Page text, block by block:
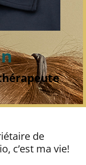
de
c’est ma vie!